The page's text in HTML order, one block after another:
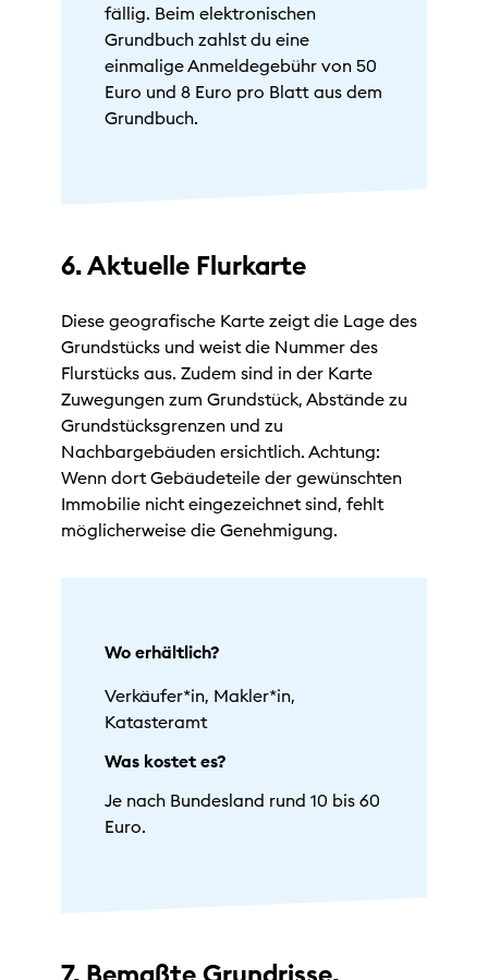
fällig. Beim elektronischen
Grundbuch zahlst du eine
einmalige Anmeldegebühr von 50
Euro und 8 Euro pro Blatt aus dem
Grundbuch.
6. Aktuelle Flurkarte
Diese geografische Karte zeigt die Lage des
Grundstücks und weist die Nummer des
Flurstücks aus. Zudem sind in der Karte
Zuwegungen zum Grundstück, Abstände zu
Grundstücksgrenzen und zu
Nachbargebäuden ersichtlich. Achtung:
Wenn dort Gebäudeteile der gewünschten
Immobilie nicht eingezeichnet sind, fehlt
möglicherweise die Genehmigung.
Wo erhältlich?
Verkäufer*in, Makler*in,
Katasteramt
Was kostet es?
Je nach Bundesland rund 10 bis 60
Euro.